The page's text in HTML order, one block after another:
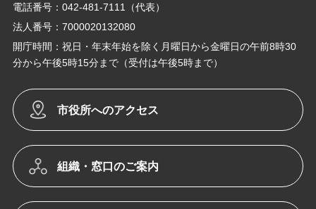
電話番号：042-481-7111（代表）
法人番号：7000020132080
開庁時間：祝日・年末年始を除く月曜日から金曜日の午前8時30
分から午後5時15分まで（受付は午後5時まで）
市役所へのアクセス
組織・窓口のご案内